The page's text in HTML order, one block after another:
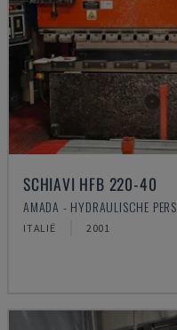
SCHIAVI HFB 220-40
AMADA - HYDRAULISCHE PERS
ITALIË 2001